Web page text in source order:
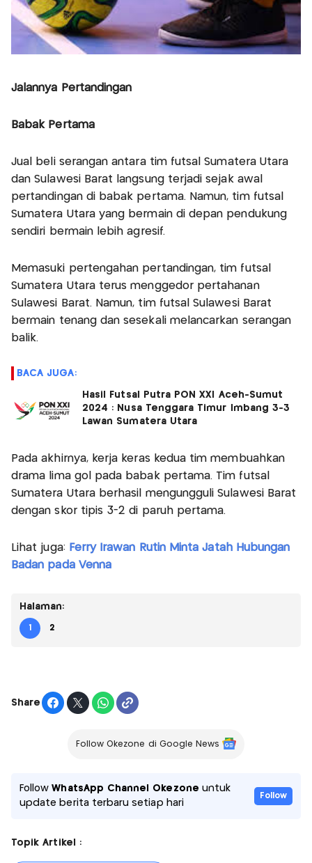
Jalannya Pertandingan
Babak Pertama
Jual beli serangan antara tim futsal Sumatera Utara
dan Sulawesi Barat langsung terjadi sejak awal
pertandingan di babak pertama. Namun, tim futsal
Sumatera Utara yang bermain di depan pendukung
sendiri bermain lebih agresif.
Memasuki pertengahan pertandingan, tim futsal
Sumatera Utara terus menggedor pertahanan
Sulawesi Barat. Namun, tim futsal Sulawesi Barat
bermain tenang dan sesekali melancarkan serangan
balik.
BACA JUGA:
Hasil Futsal Putra PON XXI Aceh-Sumut
2024 : Nusa Tenggara Timur Imbang 3-3
Lawan Sumatera Utara
Pada akhirnya, kerja keras kedua tim membuahkan
drama lima gol pada babak pertama. Tim futsal
Sumatera Utara berhasil mengungguli Sulawesi Barat
dengan skor tipis 3-2 di paruh pertama.
Lihat juga: Ferry Irawan Rutin Minta Jatah Hubungan
Badan pada Venna
Halaman:
1 2
Share
Follow Okezone di Google News
FollowWhatsApp Channel Okezone untuk
update berita terbaru setiap hari
Follow
Topik Artikel :